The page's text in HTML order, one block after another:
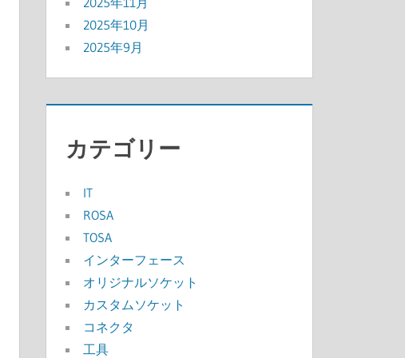
2025年10月
2025年9月
カテゴリー
IT
ROSA
TOSA
インターフェース
オリジナルソケット
カスタムソケット
コネクタ
工具